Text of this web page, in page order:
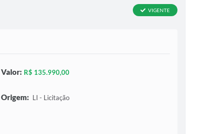
VIGENTE
Valor: R$ 135.990,00
Origem: LI - Licitação